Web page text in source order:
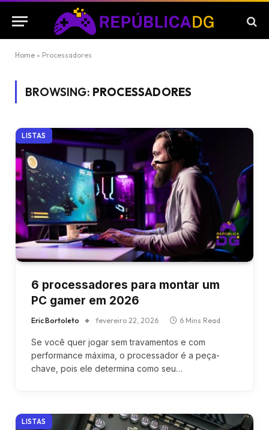
Home » Processadores
BROWSING: PROCESSADORES
LISTAS
6 processadores para montar um
PC gamer em 2026
Eric Bortoleto fevereiro 22, 2026 6 Mins Read
Se você quer jogar sem travamentos e com
performance máxima, o processador é a peça-
chave, pois ele determina como seu…
LISTAS